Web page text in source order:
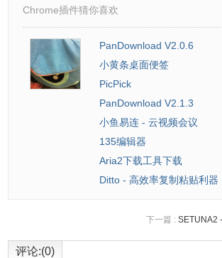
记大小、笔记创建时间、最后修改时间。
为知笔记软件官网
https://www.wiz.cn/zh-cn
为知笔记软件Windows版V4.13
Chrome插件猜你喜欢
PanDownload V2.0.6
小黄条桌面便签
PicPick
PanDownload V2.1.3
小鱼易连 - 云视频会议
135编辑器
Aria2下载工具下载
Ditto - 高效率复制粘贴利器
下一篇 : SETUNA2
评论:(0)